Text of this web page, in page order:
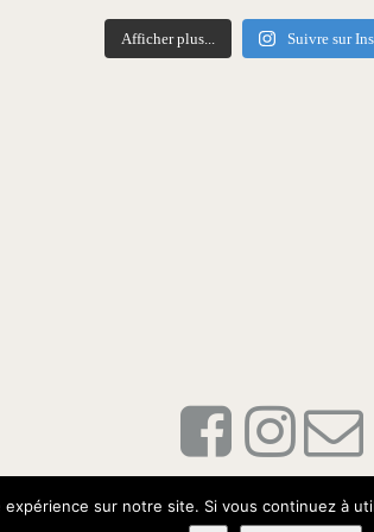
Afficher plus... Suivre sur
sur notre site. Si vous continuez à